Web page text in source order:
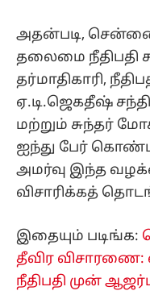
அதன்படி,
தலைமை நீதிபதி
தர்மாதிகாரி,
ஏ.டி.ஜெகதீஷ்
மற்றும் சுந்தர்
ஐந்து பேர் கொண்ட
அமர்வு இந்த
விசாரிக்கத்
இதையும் படிங்க:
தீவிர
நீதிபதி முன்